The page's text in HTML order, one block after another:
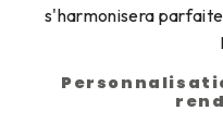
s'harmonisera